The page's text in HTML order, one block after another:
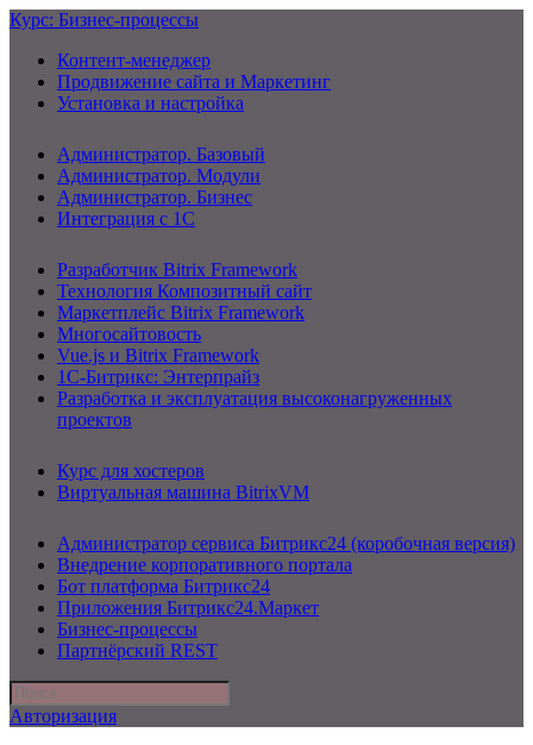
Курс: Бизнес-процессы
Контент-менеджер
Продвижение сайта и Маркетинг
Установка и настройка
Администратор. Базовый
Администратор. Модули
Администратор. Бизнес
Интеграция с 1С
Разработчик Bitrix Framework
Технология Композитный сайт
Маркетплейс Bitrix Framework
Многосайтовость
Vue.js и Bitrix Framework
1С-Битрикс: Энтерпрайз
Разработка и эксплуатация высоконагруженных
проектов
Курс для хостеров
Виртуальная машина BitrixVM
Администратор сервиса Битрикс24 (коробочная версия)
Внедрение корпоративного портала
Бот платформа Битрикс24
Приложения Битрикс24.Маркет
Бизнес-процессы
Партнёрский REST
Авторизация